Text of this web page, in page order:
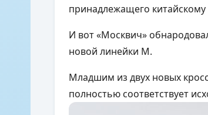
принадлежащего
И вот «Москвич»
новой линейки М.
Младшим из двух новых
полностью соответствует